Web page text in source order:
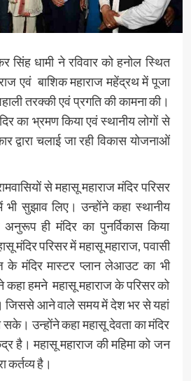
सिंह धामी ने रविवार को हनोल स्थित
एवं बाशिक महाराज महेंद्रथ में पूजा
तरक्की एवं प्रगति की कामना की।
का भ्रमण किया एवं स्थानीय लोगों से
द्वारा चलाई जा रही विकास योजनाओं
से महासू महाराज मंदिर परिसर
भी सुझाव लिए। उन्होंने कहा स्थानीय
ही मंदिर का पुनर्विकास किया
मंदिर परिसर में महासू महाराज, पवासी
के मंदिर मास्टर प्लान लेआउट का भी
कहा हमने महासू महाराज के परिसर को
जिससे आने वाले समय में देश भर से यहां
उन्होंने कहा महासू देवता का मंदिर
है। महासू महाराज की महिमा को जन
कर्तव्य है।